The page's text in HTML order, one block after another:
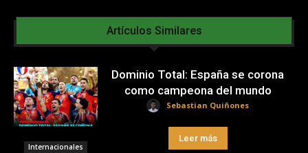
Artículos Similares
Internacionales
Dominio Total: España se corona
como campeona del mundo
Sebastian Quiñones
Leer más